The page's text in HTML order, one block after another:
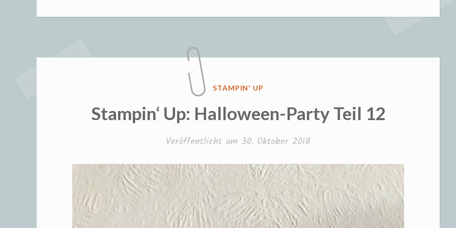
Halloween-
VERÖFFENTLICHT
STAMPIN' UP
Stampin‘ Up: Halloween-Party Teil 12
Veröffentlicht am 30. Oktober 2018